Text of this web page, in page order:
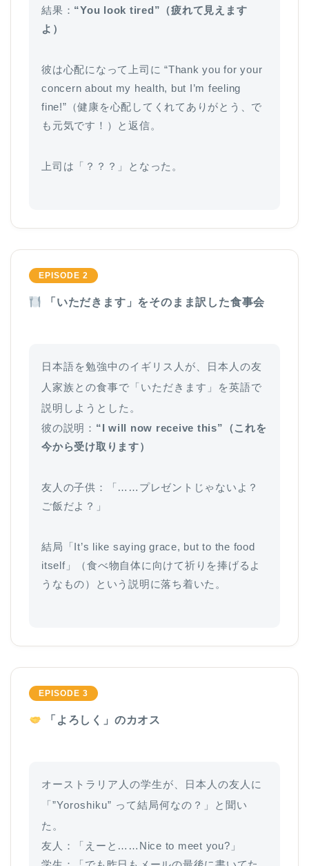
結果： “You look tired”（疲れて見えます
よ）
彼は心配になって上司に “Thank you for your
concern about my health, but I’m feeling
fine!”（健康を心配してくれてありがとう、で
も元気です！）と返信。
上司は「？？？」となった。
EPISODE 2
「いただきます」をそのまま訳した食事会
日本語を勉強中のイギリス人が、日本人の友
人家族との食事で「いただきます」を英語で
説明しようとした。
彼の説明： “I will now receive this”（これを
今から受け取ります）
友人の子供：「……プレゼントじゃないよ？
ご飯だよ？」
結局「It’s like saying grace, but to the food
itself」（食べ物自体に向けて祈りを捧げるよ
うなもの）という説明に落ち着いた。
EPISODE 3
「よろしく」のカオス
オーストラリア人の学生が、日本人の友人に
「”Yoroshiku” って結局何なの？」と聞い
た。
友人：「えーと……Nice to meet you?」